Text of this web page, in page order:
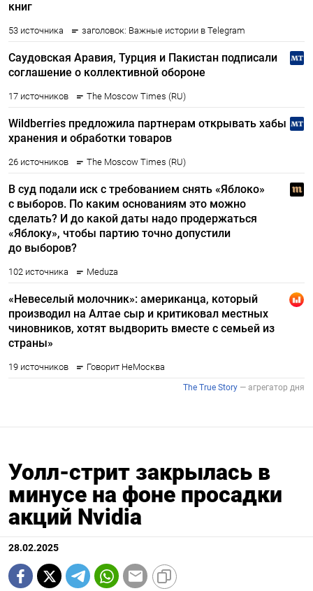
Уолл-стрит закрылась в
минусе на фоне просадки
акций Nvidia
28.02.2025